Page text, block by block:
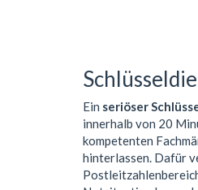
Ein seriöser
innerhalb von 20
kompetenten
hinterlassen. Dafür